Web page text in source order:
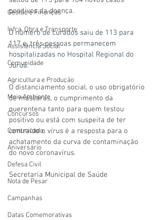
Gestão e Finanças
Infra, Obra e Transporte
Assistência Social
Comunidade
Agricultura e Produção
Meio Ambiente
Concursos
Comunicado
Aniversário
Defesa Civil
Nota de Pesar
Campanhas
Datas Comemorativas
positivos da doença.
O número de curados saiu de 113 para
117 e, três pessoas permanecem
hospitalizadas no Hospital Regional do
Juruá.
O distanciamento social, o uso obrigatório
de máscaras, o cumprimento da
querentena tanto para quem testou
positivo ou está com suspeita de ter
contraído o vírus é a resposta para o
achatamento da curva de contaminação
do novo coronavírus.
Secretaria Municipal de Saúde